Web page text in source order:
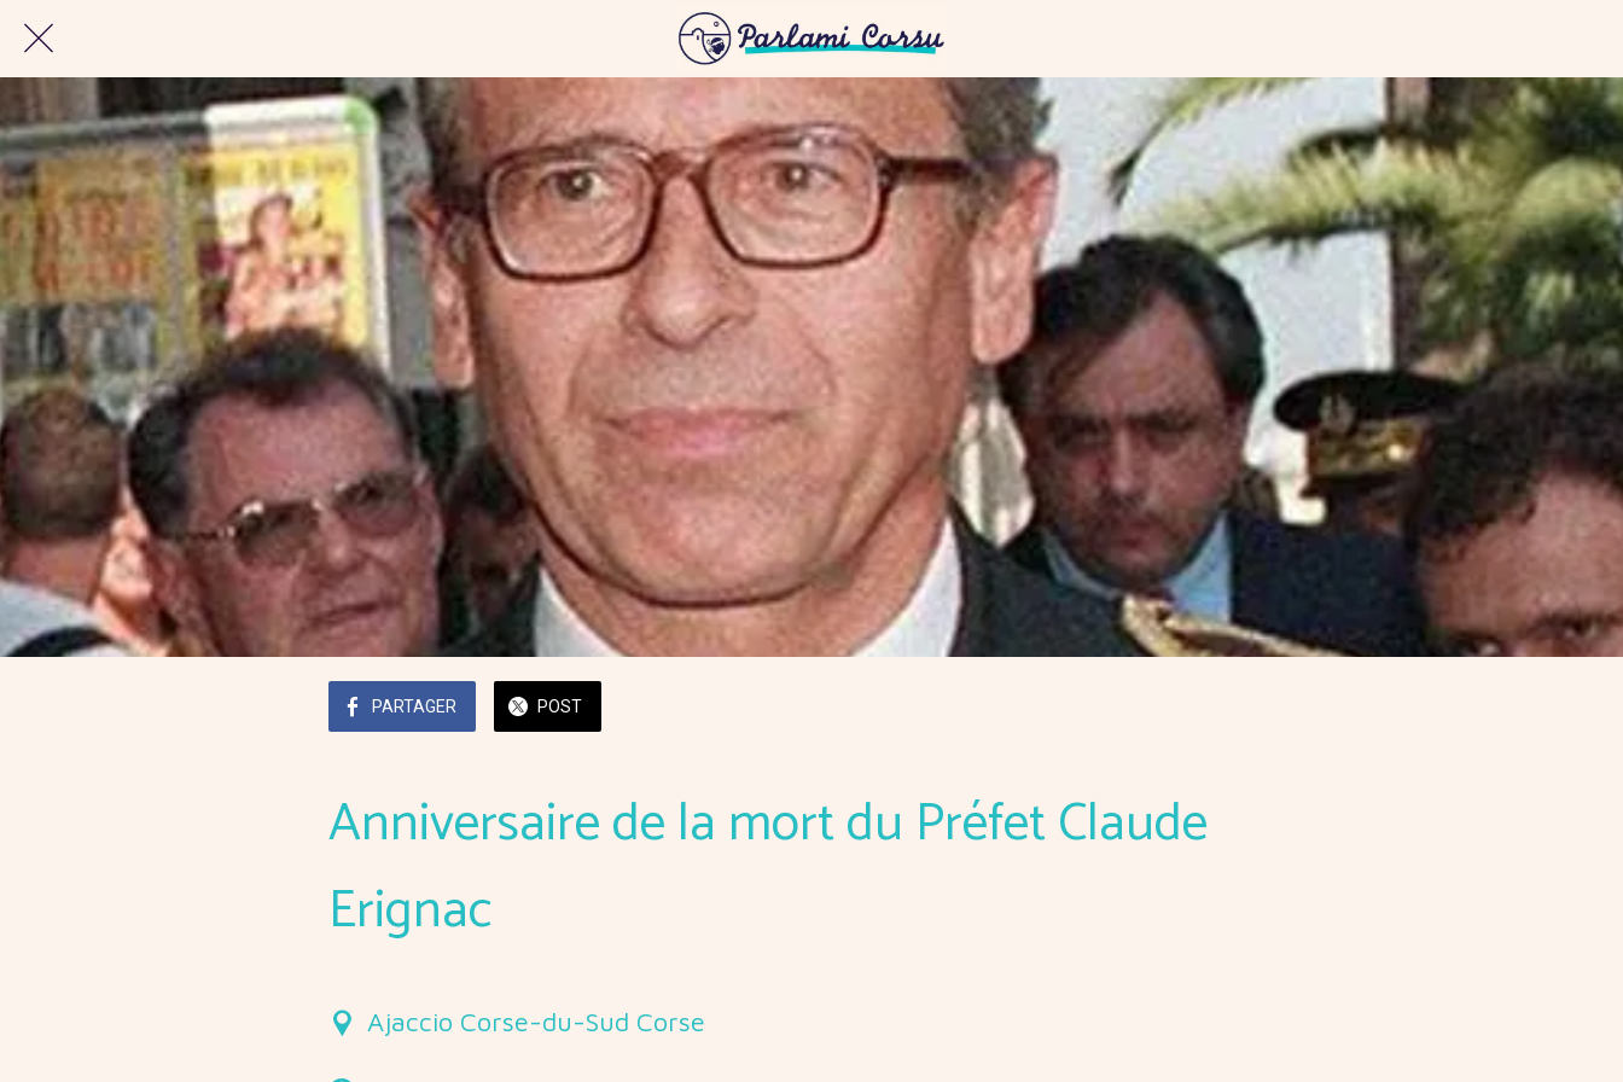
PARTAGER POST
Anniversaire de la mort du Préfet Claude
Erignac
Ajaccio Corse-du-Sud Corse